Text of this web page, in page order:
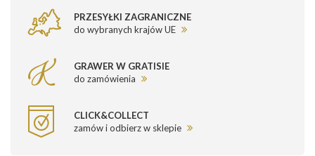
PRZESYŁKI ZAGRANICZNE
do wybranych krajów UE
GRAWER W GRATISIE
do zamówienia
CLICK&COLLECT
zamów i odbierz w sklepie